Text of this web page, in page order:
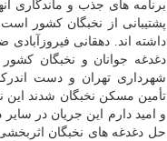
برنامه های جذب و ماندگاری
پشتیبانی از نخبگان کشور
داشته اند. دهقانی
دغدغه جوانان و نخبگان کشور
شهرداری تهران و دست
تأمین مسکن نخبگان شدند این
و امید دارم این جریان در سایر
حل دغدغه های نخبگان